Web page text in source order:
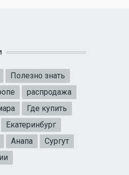
Полезно знать
распродажа
Где купить
Екатеринбург
Анапа
Сургут